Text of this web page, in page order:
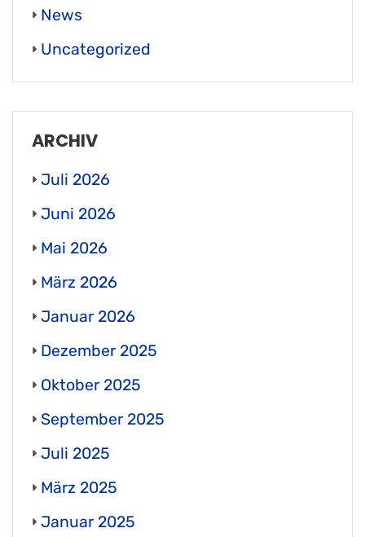
News
Uncategorized
ARCHIV
Juli 2026
Juni 2026
Mai 2026
März 2026
Januar 2026
Dezember 2025
Oktober 2025
September 2025
Juli 2025
März 2025
Januar 2025